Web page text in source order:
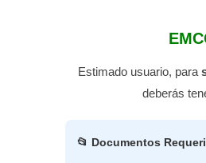
Estimado usuario, para
deberás
📂 Documentos